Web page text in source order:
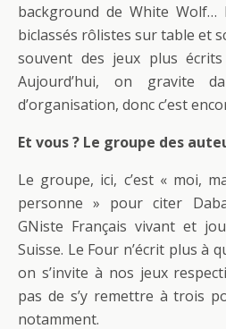
background de White
biclassés rôlistes sur table et
souvent des jeux plus
Aujourd’hui, on gravite
d’organisation, donc c’est
Et vous ? Le groupe des
Le groupe, ici, c’est « moi,
personne » pour citer
GNiste Français vivant et
Suisse. Le Four n’écrit plus à
on s’invite à nos jeux
pas de s’y remettre à trois
notamment.